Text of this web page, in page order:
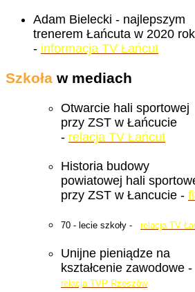
Adam Bielecki - najlepszym
trenerem Łańcuta w 2020
- informacja TV Łańcut
Szkoła w mediach
Otwarcie hali sportowej
przy ZST w Łańcucie
- relacja TV Łańcut
Historia budowy
powiatowej hali
przy ZST w Łancucie -
70 - lecie szkoły - relacja TV
Unijne pieniądze na
kształcenie zawodowe -
relacja TVP Rzeszów